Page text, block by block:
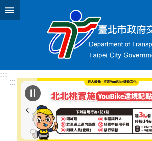
跳到主要內容區塊
:::
:::